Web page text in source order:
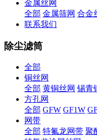
金属丝网
全部 金属筛网 合金
联系我们
除尘滤筒
全部
铜丝网
全部 黄铜丝网 锡青
方孔网
全部 GFW GF1W
网带
全部 特氟龙网带 聚